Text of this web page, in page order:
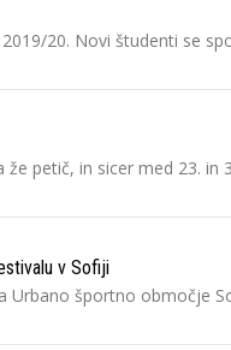
20. Novi študenti se
petič, in sicer med 23.
v Sofiji
športno območje